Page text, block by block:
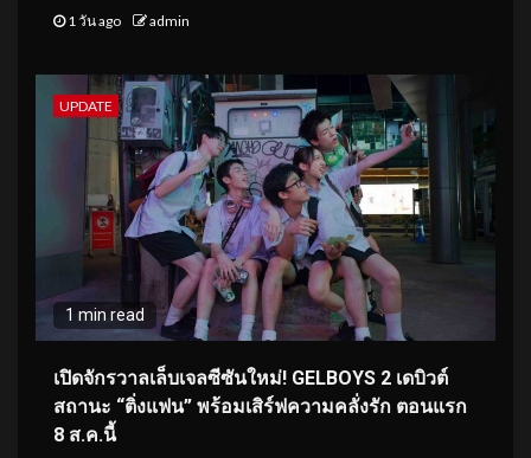
1 วัน ago admin
UPDATE
1 min read
เปิดจักรวาลเล็บเจลซีซันใหม่! GELBOYS 2 เดบิวต์
สถานะ “ติ่งแฟน” พร้อมเสิร์ฟความคลั่งรัก ตอนแรก
8 ส.ค.นี้